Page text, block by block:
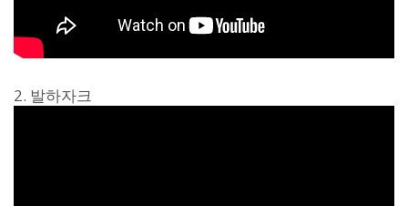
2. 발하자크